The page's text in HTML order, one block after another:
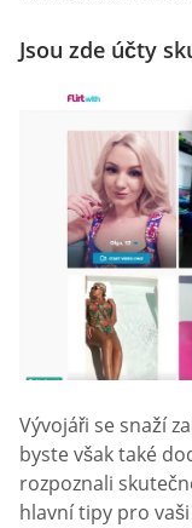
Jsou zde účty
Vývojáři se snaží
byste však také
rozpoznali
hlavní tipy pro